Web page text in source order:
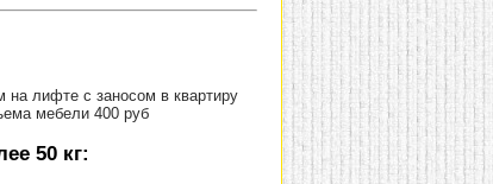
лифте с заносом в квартиру
мебели 400 руб
50 кг: